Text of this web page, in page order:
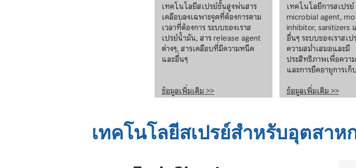
เทคโนโลยีสเปรย์ขั้นสูงพ่นสาร
เคลือบลงเฉพาะจุดที่ต้องการตาม
เวลาที่ต้องการ ระบบของเราส
เปรย์น้ำมัน, สาร release agent
ต่างๆ, สารเคลือบที่มีความหนืด
และอื่นๆ
ข้อมูลเพิ่มเติม >>
เทคโนโลยีการสเปร
microbial agent,
inhibitor, sanitizers
อื่นๆ ระบบของเราสเ
ความสม่ำเสมอและมี
ประสิทธิภาพเพื่อควา
และการยืดอายุการเก็
ข้อมูลเพิ่มเติม >>
เทคโนโลยีสเปรย์สำหรับอุตสาห